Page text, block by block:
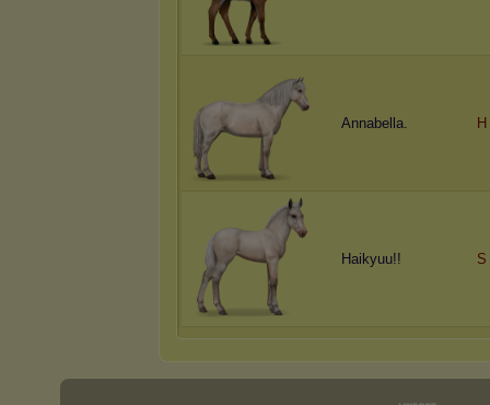
Annabella.
Haikyuu!! S